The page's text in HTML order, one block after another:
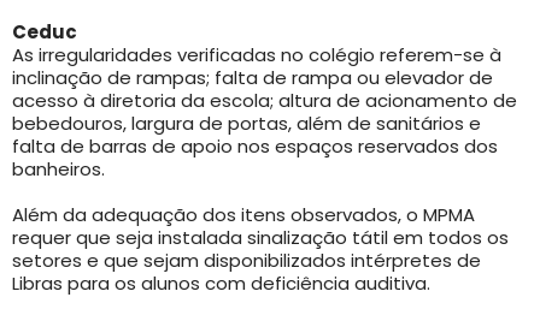
Ceduc
As irregularidades verificadas no colégio referem-se à
inclinação de rampas; falta de rampa ou elevador de
acesso à diretoria da escola; altura de acionamento de
bebedouros, largura de portas, além de sanitários e
falta de barras de apoio nos espaços reservados dos
banheiros.
Além da adequação dos itens observados, o MPMA
requer que seja instalada sinalização tátil em todos os
setores e que sejam disponibilizados intérpretes de
Libras para os alunos com deficiência auditiva.